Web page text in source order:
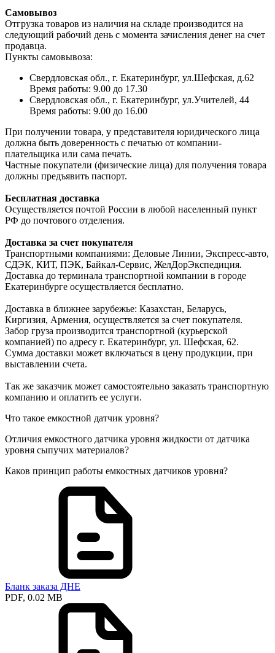
Самовывоз
Отгрузка товаров из наличия на складе производится на
следующий рабочий день с момента зачисления денег на счет
продавца.
Пункты самовывоза:
Свердловская обл., г. Екатеринбург, ул.Шефская, д.62
Время работы: 9.00 до 17.30
Свердловская обл., г. Екатеринбург, ул.Учителей, 44
Время работы: 9.00 до 16.00
При получении товара, у представителя юридического лица
должна быть доверенность с печатью от компании-
плательщика или сама печать.
Частные покупатели (физические лица) для получения товара
должны предъявить паспорт.
Бесплатная доставка
Осуществляется почтой России в любой населенный пункт
РФ до почтового отделения.
Доставка за счет покупателя
Транспортными компаниями: Деловые Линии, Экспресс-авто,
СДЭК, КИТ, ПЭК, Байкал-Сервис, ЖелДорЭкспедиция.
Доставка до терминала транспортной компании в городе
Екатеринбурге осуществляется бесплатно.
Доставка в ближнее зарубежье: Казахстан, Беларусь,
Киргизия, Армения, осуществляется за счет покупателя.
Забор груза производится транспортной (курьерской
компанией) по адресу г. Екатеринбург, ул. Шефская, 62.
Сумма доставки может включаться в цену продукции, при
выставлении счета.
Так же заказчик может самостоятельно заказать транспортную
компанию и оплатить ее услуги.
Что такое емкостной датчик уровня?
Отличия емкостного датчика уровня жидкости от датчика
уровня сыпучих материалов?
Каков принцип работы емкостных датчиков уровня?
Бланк заказа ДНЕ
PDF, 0.02 MB